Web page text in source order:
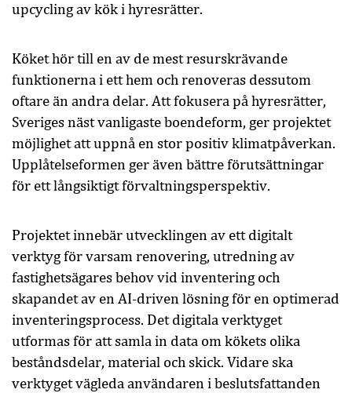
upcycling av kök i hyresrätter.
Köket hör till en av de mest resurskrävande
funktionerna i ett hem och renoveras dessutom
oftare än andra delar. Att fokusera på hyresrätter,
Sveriges näst vanligaste boendeform, ger projektet
möjlighet att uppnå en stor positiv klimatpåverkan.
Upplåtelseformen ger även bättre förutsättningar
för ett långsiktigt förvaltningsperspektiv.
Projektet innebär utvecklingen av ett digitalt
verktyg för varsam renovering, utredning av
fastighetsägares behov vid inventering och
skapandet av en AI-driven lösning för en optimerad
inventeringsprocess. Det digitala verktyget
utformas för att samla in data om kökets olika
beståndsdelar, material och skick. Vidare ska
verktyget vägleda användaren i beslutsfattanden